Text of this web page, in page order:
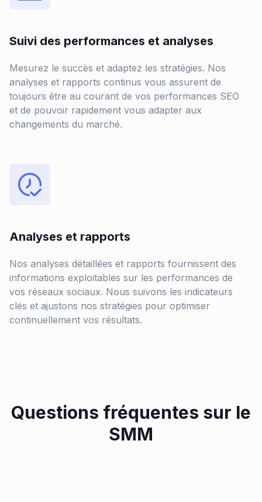
Suivi des performances et analyses
Mesurez le succès et adaptez les stratégies. Nos
analyses et rapports continus vous assurent de
toujours être au courant de vos performances SEO
et de pouvoir rapidement vous adapter aux
changements du marché.
Analyses et rapports
Nos analyses détaillées et rapports fournissent des
informations exploitables sur les performances de
vos réseaux sociaux. Nous suivons les indicateurs
clés et ajustons nos stratégies pour optimiser
continuellement vos résultats.
Questions fréquentes sur le
SMM